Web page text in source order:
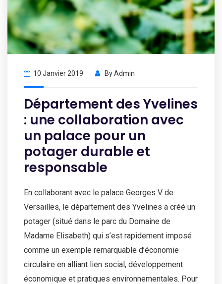
10 Janvier 2019 ByAdmin
Département des Yvelines
: une collaboration avec
un palace pour un
potager durable et
responsable
En collaborant avec le palace Georges V de
Versailles, le département des Yvelines a créé un
potager (situé dans le parc du Domaine de
Madame Elisabeth) qui s’est rapidement imposé
comme un exemple remarquable d’économie
circulaire en alliant lien social, développement
économique et pratiques environnementales. Pour